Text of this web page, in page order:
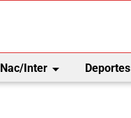
Nac/Interarrow_drop_down Deportes